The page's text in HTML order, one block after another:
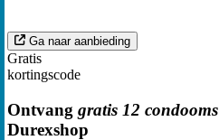
Ga naar aanbieding
Gratis
kortingscode
Ontvang gratis 12 condooms
Durexshop